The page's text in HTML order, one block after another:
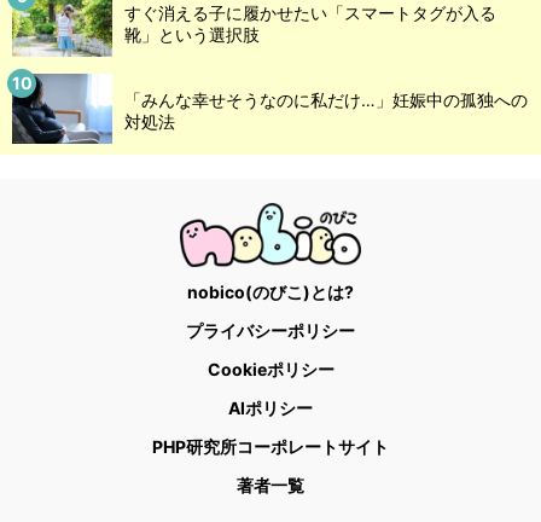
すぐ消える子に履かせたい「スマートタグが入る
靴」という選択肢
「みんな幸せそうなのに私だけ…」妊娠中の孤独への
対処法
nobico(のびこ)とは?
プライバシーポリシー
Cookieポリシー
AIポリシー
PHP研究所コーポレートサイト
著者一覧